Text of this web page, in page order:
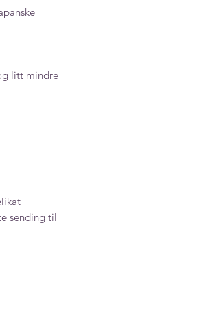
litt mindre
sending til